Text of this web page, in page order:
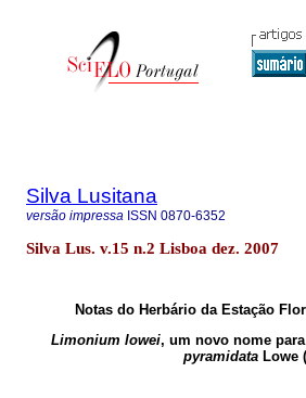
Silva Lusitana
versão impressa ISSN 0870-6352
Silva Lus. v.15 n.2 Lisboa dez. 2007
Notas do Herbário da Estação
Limonium lowei, um novo nome
pyramidataLowe